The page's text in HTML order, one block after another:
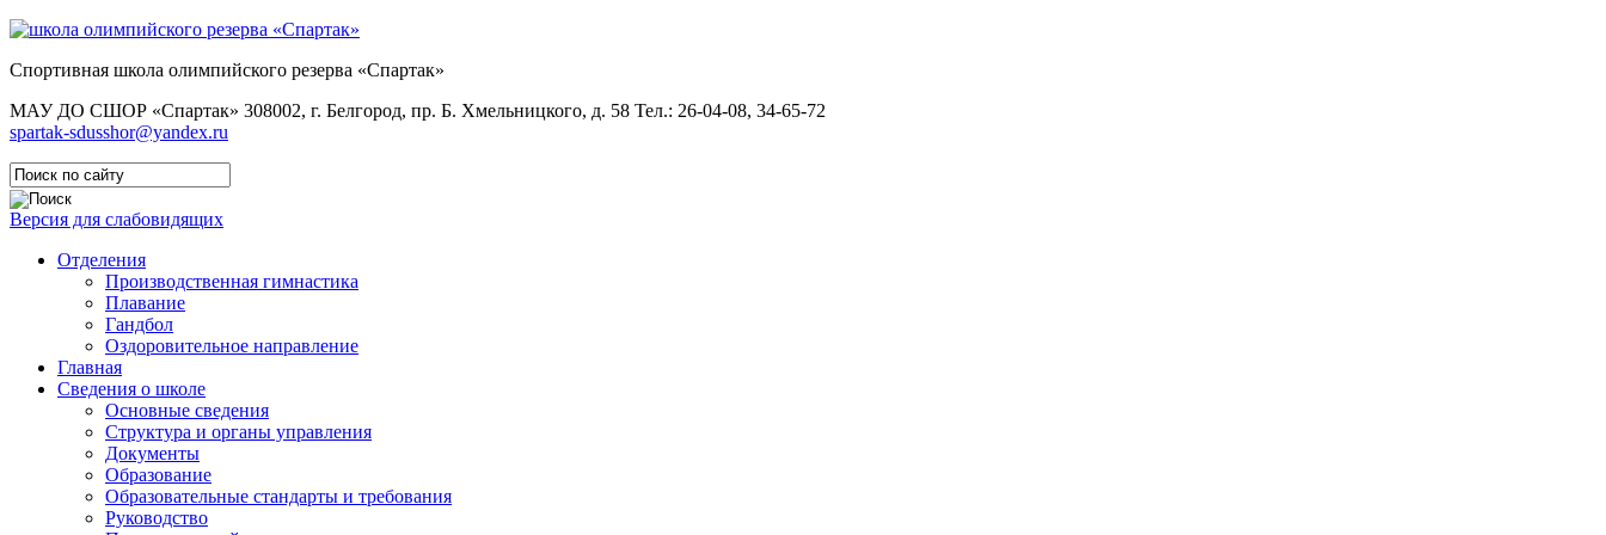
Спортивная школа олимпийского резерва «Спартак»
МАУ ДО СШОР «Спартак» 308002, г. Белгород, пр. Б. Хмельницкого, д. 58 Тел.: 26-04-08, 34-65-72
spartak-sdusshor@yandex.ru
Версия для слабовидящих
Отделения
Производственная гимнастика
Плавание
Гандбол
Оздоровительное направление
Главная
Сведения о школе
Основные сведения
Структура и органы управления
Документы
Образование
Образовательные стандарты и требования
Руководство